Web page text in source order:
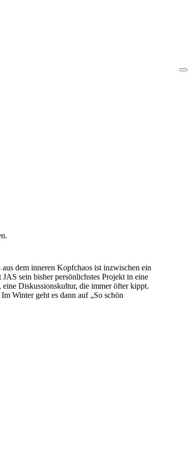
dem inneren Kopfchaos ist inzwischen ein
sein bisher persönlichstes Projekt in eine
Diskussionskultur, die immer öfter kippt.
Winter geht es dann auf „So schön